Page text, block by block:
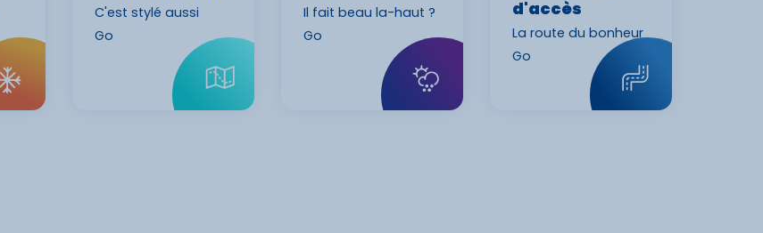
C'est stylé aussi
Go
Il fait beau la-haut ?
Go
d'accès
La route du bonheur
Go